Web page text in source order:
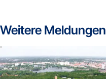
Weitere Meldungen